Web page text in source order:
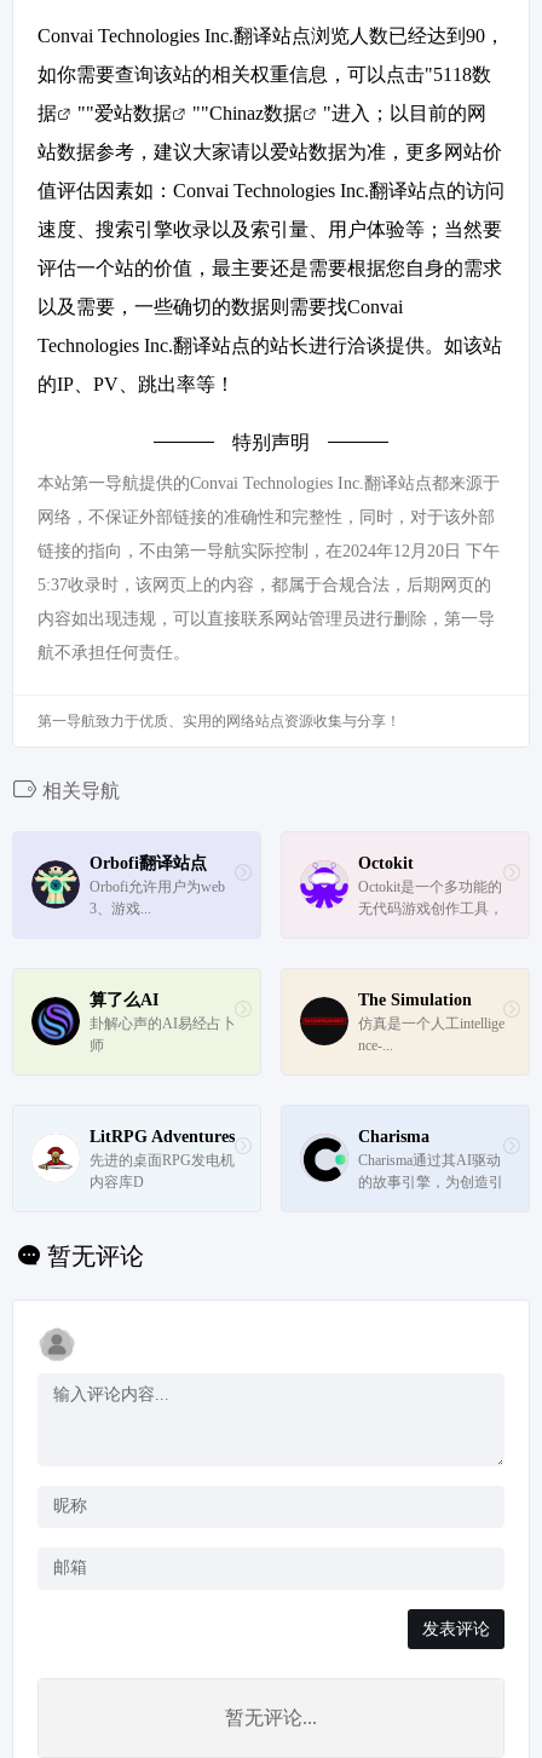
Convai Technologies Inc.翻译站点浏览人数已经达到90，
如你需要查询该站的相关权重信息，可以点击"5118数
据
""爱站数据 ""Chinaz数据
"进入；以目前的网
站数据参考，建议大家请以爱站数据为准，更多网站价
值评估因素如：Convai Technologies Inc.翻译站点的访问
速度、搜索引擎收录以及索引量、用户体验等；当然要
评估一个站的价值，最主要还是需要根据您自身的需求
以及需要，一些确切的数据则需要找Convai
Technologies Inc.翻译站点的站长进行洽谈提供。如该站
的IP、PV、跳出率等！
特别声明
本站第一导航提供的Convai Technologies Inc.翻译站点都来源于
网络，不保证外部链接的准确性和完整性，同时，对于该外部
链接的指向，不由第一导航实际控制，在2024年12月20日 下午
5:37收录时，该网页上的内容，都属于合规合法，后期网页的
内容如出现违规，可以直接联系网站管理员进行删除，第一导
航不承担任何责任。
第一导航致力于优质、实用的网络站点资源收集与分享！
相关导航
Orbofi翻译站点
Orbofi允许用户为web
3、游戏...
Octokit
Octokit是一个多功能的
无代码游戏创作工具，
何用户都能轻松创建游
戏化产品。
算了么AI
卦解心声的AI易经占卜
师
The Simulation
仿真是一个人工intellige
nce-...
LitRPG Adventures
先进的桌面RPG发电机
内容库D
Charisma
Charisma通过其AI驱动
的故事引擎，为创造引
暂无评论
发表评论
暂无评论...